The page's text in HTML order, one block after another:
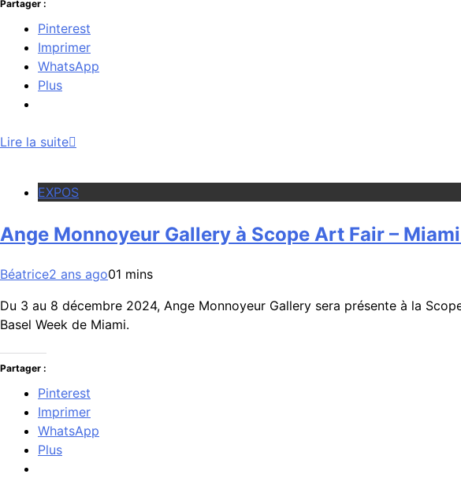
Partager :
Pinterest
Imprimer
WhatsApp
Plus
Lire la suite
EXPOS
Ange Monnoyeur Gallery à Scope Art Fair –
Béatrice2 ans ago01 mins
Du 3 au 8 décembre 2024, Ange Monnoyeur Gallery sera présente à la
Basel Week de Miami.
Partager :
Pinterest
Imprimer
WhatsApp
Plus